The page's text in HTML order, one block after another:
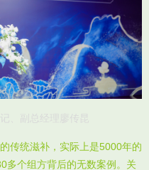
、副总经理廖传昆
传统滋补，实际上是5000年的
多个组方背后的无数案例。关